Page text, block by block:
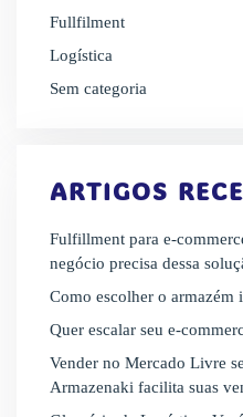
Fullfilment
Logística
Sem categoria
ARTIGOS
Fulfillment para e-
negócio precisa dessa
Como escolher o armazém
Quer escalar seu e-
Vender no Mercado Livre
Armazenaki facilita suas